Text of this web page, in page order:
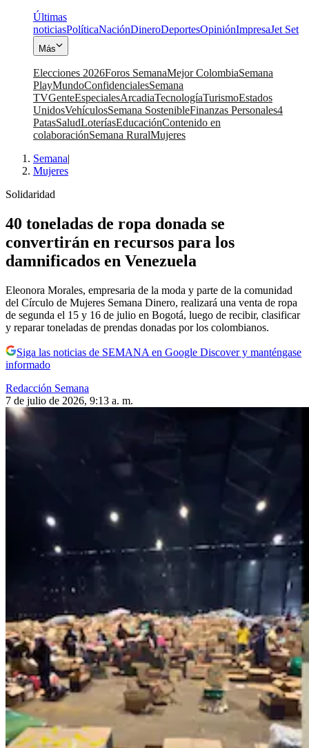
Últimas
noticiasPolíticaNaciónDineroDeportesOpiniónImpresaJet Set
Más
Elecciones 2026Foros SemanaMejor ColombiaSemana
PlayMundoConfidencialesSemana
TVGenteEspecialesArcadiaTecnologíaTurismoEstados
UnidosVehículosSemana SostenibleFinanzas Personales4
PatasSaludLoteríasEducaciónContenido en
colaboraciónSemana RuralMujeres
Semana|
Mujeres
Solidaridad
40 toneladas de ropa donada se
convertirán en recursos para los
damnificados en Venezuela
Eleonora Morales, empresaria de la moda y parte de la comunidad
del Círculo de Mujeres Semana Dinero, realizará una venta de ropa
de segunda el 15 y 16 de julio en Bogotá, luego de recibir, clasificar
y reparar toneladas de prendas donadas por los colombianos.
Siga las noticias de SEMANA en Google Discover y manténgase
informado
Redacción Semana
7 de julio de 2026, 9:13 a. m.